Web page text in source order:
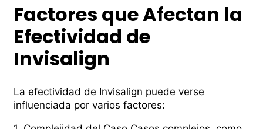
Factores que Afectan la
Efectividad de
Invisalign
La efectividad de Invisalign puede verse
influenciada por varios factores: